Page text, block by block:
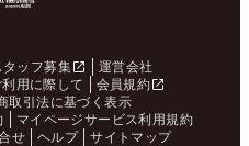
タッフ募集
運営会社
利用に際して
会員規約
取引法に基づく表示
マイページサービス利用規約
せ ヘルプ サイトマップ